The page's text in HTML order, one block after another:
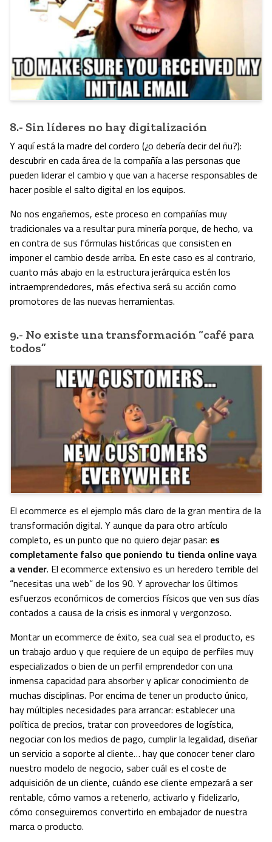
8.- Sin líderes no hay digitalización
Y aquí está la madre del cordero (¿o debería decir del ñu?):
descubrir en cada área de la compañía a las personas que
pueden liderar el cambio y que van a hacerse responsables de
hacer posible el salto digital en los equipos.
No nos engañemos, este proceso en compañías muy
tradicionales va a resultar pura minería porque, de hecho, va
en contra de sus fórmulas históricas que consisten en
imponer el cambio desde arriba. En este caso es al contrario,
cuanto más abajo en la estructura jerárquica estén los
intraemprendedores, más efectiva será su acción como
promotores de las nuevas herramientas.
9.- No existe una transformación “café para
todos”
El ecommerce es el ejemplo más claro de la gran mentira de la
transformación digital. Y aunque da para otro artículo
completo, es un punto que no quiero dejar pasar: es
completamente falso que poniendo tu tienda online vaya
a vender. El ecommerce extensivo es un heredero terrible del
“necesitas una web” de los 90. Y aprovechar los últimos
esfuerzos económicos de comercios físicos que ven sus días
contados a causa de la crisis es inmoral y vergonzoso.
Montar un ecommerce de éxito, sea cual sea el producto, es
un trabajo arduo y que requiere de un equipo de perfiles muy
especializados o bien de un perfil emprendedor con una
inmensa capacidad para absorber y aplicar conocimiento de
muchas disciplinas. Por encima de tener un producto único,
hay múltiples necesidades para arrancar: establecer una
política de precios, tratar con proveedores de logística,
negociar con los medios de pago, cumplir la legalidad, diseñar
un servicio a soporte al cliente… hay que conocer tener claro
nuestro modelo de negocio, saber cuál es el coste de
adquisición de un cliente, cuándo ese cliente empezará a ser
rentable, cómo vamos a retenerlo, activarlo y fidelizarlo,
cómo conseguiremos convertirlo en embajador de nuestra
marca o producto.